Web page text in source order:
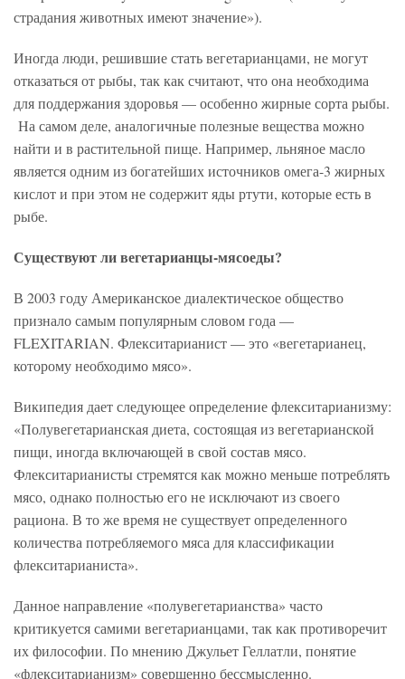
страдания животных имеют значение»).
Иногда люди, решившие стать вегетарианцами, не могут
отказаться от рыбы, так как считают, что она необходима
для поддержания здоровья — особенно жирные сорта рыбы.
На самом деле, аналогичные полезные вещества можно
найти и в растительной пище. Например, льняное масло
является одним из богатейших источников омега-3 жирных
кислот и при этом не содержит яды ртути, которые есть в
рыбе.
Существуют ли вегетарианцы-мясоеды?
В 2003 году Американское диалектическое общество
признало самым популярным словом года —
FLEXITARIAN. Флекситарианист — это «вегетарианец,
которому необходимо мясо».
Википедия дает следующее определение флекситарианизму:
«Полувегетарианская диета, состоящая из вегетарианской
пищи, иногда включающей в свой состав мясо.
Флекситарианисты стремятся как можно меньше потреблять
мясо, однако полностью его не исключают из своего
рациона. В то же время не существует определенного
количества потребляемого мяса для классификации
флекситарианиста».
Данное направление «полувегетарианства» часто
критикуется самими вегетарианцами, так как противоречит
их философии. По мнению Джульет Геллатли, понятие
«флекситарианизм» совершенно бессмысленно.